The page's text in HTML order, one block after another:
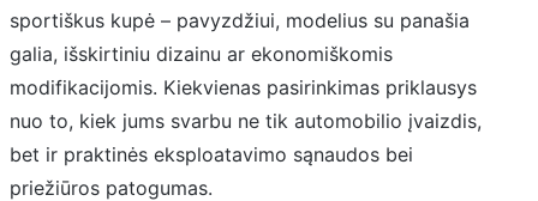
sportiškus kupė – pavyzdžiui, modelius su panašia
galia, išskirtiniu dizainu ar ekonomiškomis
modifikacijomis. Kiekvienas pasirinkimas priklausys
nuo to, kiek jums svarbu ne tik automobilio įvaizdis,
bet ir praktinės eksploatavimo sąnaudos bei
priežiūros patogumas.